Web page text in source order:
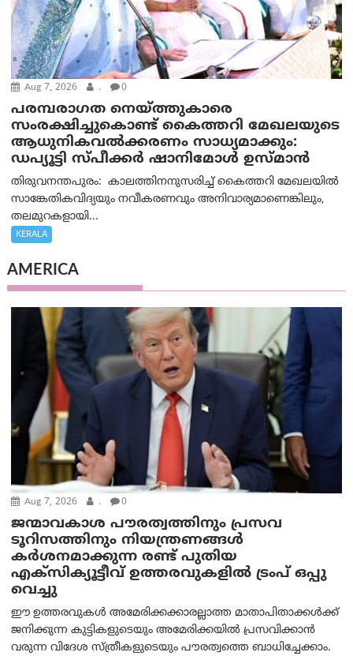
Aug 7, 2026 . 0
പരമ്പരാഗത നെയ്ത്തുകാരെ
സംരക്ഷിച്ചുകൊണ്ട് കൈത്തറി മേഖലയുടെ
ആധുനികവൽക്കരണം സാധ്യമാക്കും:
ഡപ്യൂട്ടി സ്പീക്കർ ഷാനിമോൾ ഉസ്മാൻ
തിരുവനന്തപുരം: കാലത്തിനനുസരിച്ച് കൈത്തറി മേഖലയിൽ
സാങ്കേതികവിദ്യയും നവീകരണവും അനിവാര്യമാണെങ്കിലും,
തലമുറകളായി...
KERALA
AMERICA
Aug 7, 2026 . 0
ജന്മാവകാശ പൗരത്വത്തിനും പ്രസവ
ടൂറിസത്തിനും നിയന്ത്രണങ്ങൾ
കർശനമാക്കുന്ന രണ്ട് പുതിയ
എക്സിക്യൂട്ടീവ് ഉത്തരവുകളിൽ ട്രംപ് ഒപ്പു
വെച്ചു
ഈ ഉത്തരവുകൾ അമേരിക്കക്കാരല്ലാത്ത മാതാപിതാക്കൾക്ക്
ജനിക്കുന്ന കുട്ടികളുടെയും അമേരിക്കയിൽ പ്രസവിക്കാൻ
വരുന്ന വിദേശ സ്ത്രീകളുടെയും പൗരത്വത്തെ ബാധിച്ചേക്കാം.